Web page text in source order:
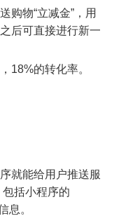
购物“立减金”，用
后可直接进行新一
18%的转化率。
就能给用户推送服
括小程序的
息。